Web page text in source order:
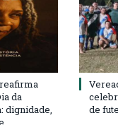
da
dignidade,
de